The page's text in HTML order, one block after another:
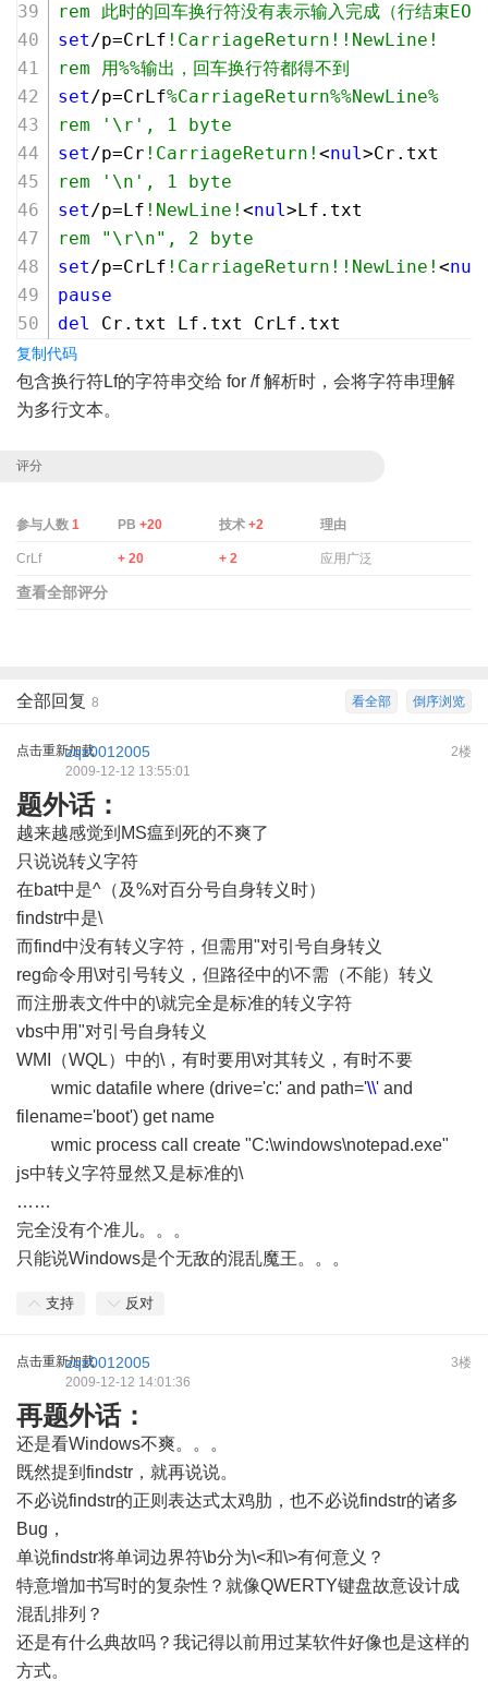
rem 此时的回车换行符没有表示输入完成（行结束
set/p=CrLf !CarriageReturn! !NewLine!
rem 用%%输出，回车换行符都得不到
set/p=CrLf%CarriageReturn%%NewLine%
rem '\r', 1 byte
set/p=Cr !CarriageReturn! <nul>Cr.txt
rem '\n', 1 byte
set/p=Lf !NewLine! <nul>Lf.txt
rem "\r\n", 2 byte
set/p=CrLf !CarriageReturn! !NewLine! <nul
pause
del
Cr.txt Lf.txt CrLf.txt
复制代码
包含换行符Lf的字符串交给 for /f 解析时，会将字符串理解
为多行文本。
评分
参与人数 1 PB +20 技术 +2 理由
CrLf + 20 + 2 应用广泛
查看全部评分
倒序浏览
看全部
全部回复 8
点击重新加载 2楼
zqz0012005
2009-12-12 13:55:01
题外话：
越来越感觉到MS瘟到死的不爽了
只说说转义字符
在bat中是^（及%对百分号自身转义时）
findstr中是\
而find中没有转义字符，但需用"对引号自身转义
reg命令用\对引号转义，但路径中的\不需（不能）转义
而注册表文件中的\就完全是标准的转义字符
vbs中用"对引号自身转义
WMI（WQL）中的\，有时要用\对其转义，有时不要
wmic datafile where (drive='c:' and path='\\' and
filename='boot') get name
wmic process call create "C:\windows\notepad.exe"
js中转义字符显然又是标准的\
……
完全没有个准儿。。。
只能说Windows是个无敌的混乱魔王。。。
支持 反对
点击重新加载 3楼
zqz0012005
2009-12-12 14:01:36
再题外话：
还是看Windows不爽。。。
既然提到findstr，就再说说。
不必说findstr的正则表达式太鸡肋，也不必说findstr的诸多
Bug，
单说findstr将单词边界符\b分为\<和\>有何意义？
特意增加书写时的复杂性？就像QWERTY键盘故意设计成
混乱排列？
还是有什么典故吗？我记得以前用过某软件好像也是这样的
方式。